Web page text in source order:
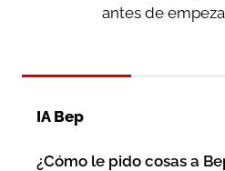
antes de
IA Bep
¿Cómo le pido cosas a